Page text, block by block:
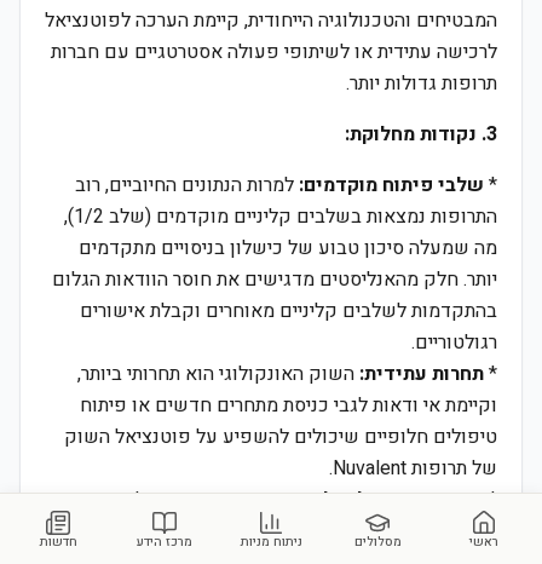
המבטיחים והטכנולוגיה הייחודית, קיימת הערכה לפוטנציאל
לרכישה עתידית או לשיתופי פעולה אסטרטגיים עם חברות
תרופות גדולות יותר.
3. נקודות מחלוקת:
* שלבי פיתוח מוקדמים: למרות הנתונים החיוביים, רוב
התרופות נמצאות בשלבים קליניים מוקדמים (שלב 1/2),
מה שמעלה סיכון טבוע של כישלון בניסויים מתקדמים
יותר. חלק מהאנליסטים מדגישים את חוסר הוודאות הגלום
בהתקדמות לשלבים קליניים מאוחרים וקבלת אישורים
רגולטוריים.
*תחרות עתידית: השוק האונקולוגי הוא תחרותי ביותר,
וקיימת אי ודאות לגבי כניסת מתחרים חדשים או פיתוח
טיפולים חלופיים שיכולים להשפיע על פוטנציאל השוק
של תרופות Nuvalent.
*הערכת שווי אל מול סיכון:בעוד שרוב האנליסטים
רואים פוטנציאל צמיחה משמעותי, ישנה דילמה בהערכת
ראשי מסלולים ניתוח מניות מרכז הידע חדשות